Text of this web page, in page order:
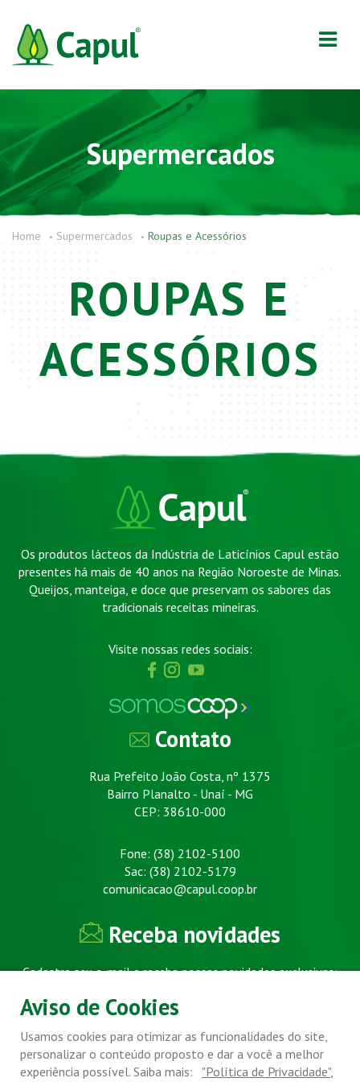
Aviso de Cookies
Usamos cookies para otimizar as funcionalidades do site,
personalizar o conteúdo proposto e dar a você a melhor
experiência possível. Saiba mais: "Política de Privacidade",
Supermercados
Home Supermercados Roupas e Acessórios
ROUPAS E
ACESSÓRIOS
Os produtos lácteos da Indústria de Laticínios Capul estão
presentes há mais de 40 anos na Região Noroeste de Minas.
Queijos, manteiga, e doce que preservam os sabores das
tradicionais receitas mineiras.
Visite nossas redes sociais:
Contato
Rua Prefeito João Costa, nº 1375
Bairro Planalto - Unaí - MG
CEP: 38610-000
Fone: (38) 2102-5100
Sac: (38) 2102-5179
comunicacao@capul.coop.br
Receba novidades
Cadastre seu e-mail e receba nossas novidades exclusivas: